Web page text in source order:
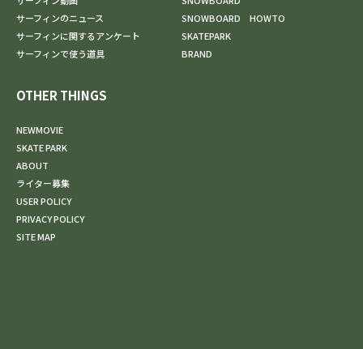
サーフィンのニュース
サーフィンに関するアンケート
サーフィンで使う道具
SNOWBOARD HOWTO
SKATEPARK
BRAND
OTHER THINGS
NEWMOVIE
SKATE PARK
ABOUT
ライター募集
USER POLICY
PRIVACY POLICY
SITE MAP